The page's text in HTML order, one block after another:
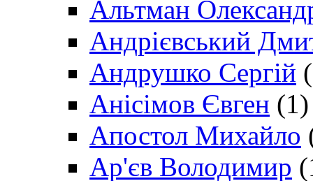
Альтман
Андрієвський
Андрушко Сергій
Анісімов Євген (1)
Апостол Михайло
Ар'єв Володимир